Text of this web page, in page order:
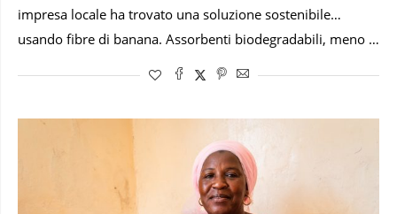
impresa locale ha trovato una soluzione sostenibile…
usando fibre di banana. Assorbenti biodegradabili, meno …